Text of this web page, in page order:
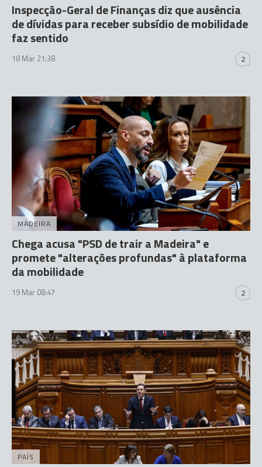
Inspecção-Geral de Finanças diz que ausência
de dívidas para receber subsídio de mobilidade
faz sentido
18 Mar 21:38 2
MADEIRA
Chega acusa "PSD de trair a Madeira" e
promete "alterações profundas" à plataforma
da mobilidade
19 Mar 08:47 2
PAÍS